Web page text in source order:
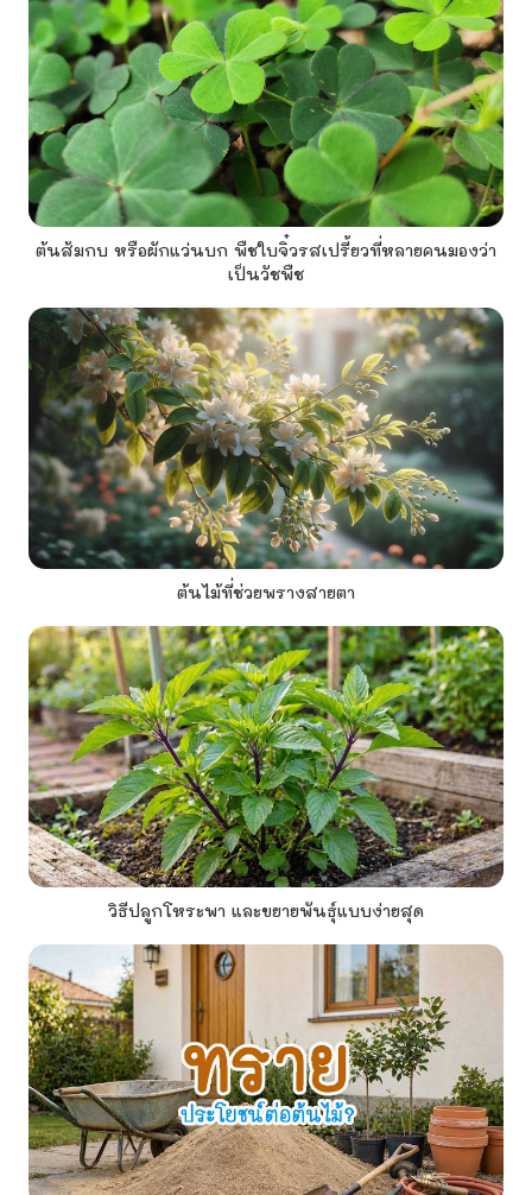
ต้นส้มกบ หรือผักแว่นบก พืชใบจิ๋วรสเปรี้ยวที่หลายคนมองว่า
เป็นวัชพืช
ต้นไม้ที่ช่วยพรางสายตา
วิธีปลูกโหระพา และขยายพันธุ์แบบง่ายสุด